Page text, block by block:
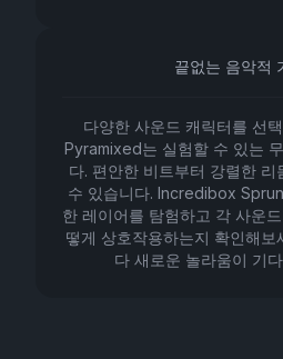
끝없는 음악적
다양한 사운드 캐릭터를 선
Pyramixed는 실험할 수 있는
다. 편안한 비트부터 강렬한
수 있습니다. Incredibox
한 레이어를 탐험하고 각 사운
떻게 상호작용하는지 확인해보
다 새로운 놀라움이 기